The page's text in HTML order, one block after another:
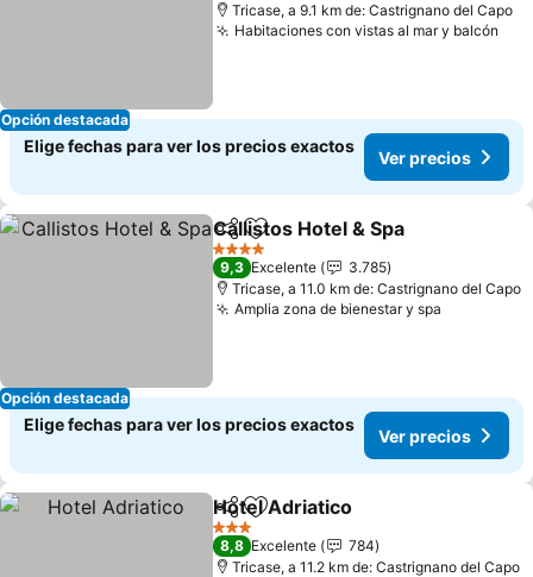
Opción destacada
Tricase, a 9.1 km de: Castrignano del Capo
Habitaciones con vistas al mar y balcón
Elige fechas para ver los precios exactos
Ver precios
Opción destacada
CompartirAgregar a favoritos
Callistos Hotel & Spa
4 Estrellas
9,3 Excelente
3.785
Tricase, a 11.0 km de: Castrignano del Capo
Amplia zona de bienestar y spa
Elige fechas para ver los precios exactos
Ver precios
CompartirAgregar a favoritos
Hotel Adriatico
3 Estrellas
8,8 Excelente
784
Tricase, a 11.2 km de: Castrignano del Capo